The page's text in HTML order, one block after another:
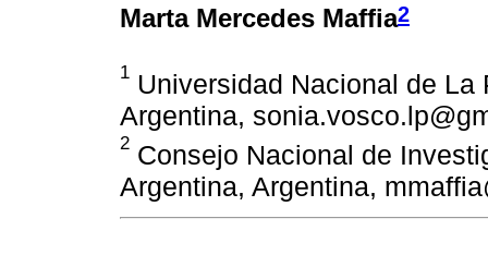
Marta Mercedes Maffia2
1 Universidad Nacional de La
Argentina,
2 Consejo Nacional de
Argentina, Argentina,